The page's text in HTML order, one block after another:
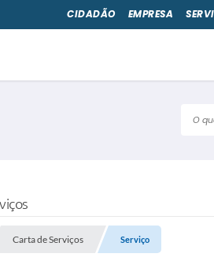
O
CIDADÃO EMPRESA
Carta de Serviços Serviço